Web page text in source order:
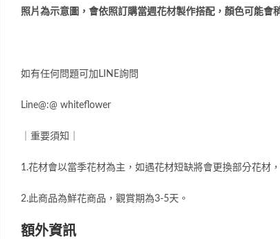
照片為示意圖，會依照訂購當週花材製作搭配，顏色可能會
如有任何問題可加 LINE詢問
Line@:@ whiteflower
｜重要須知｜
1.花材會以當季花材為主，如遇花材短缺將會更換部分花材
2.此商品為鮮花商品，觀賞期為3-5天。
額外資訊